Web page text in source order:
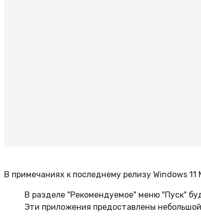
В примечаниях к последнему релизу Windows
В разделе "Рекомендуемое" меню "Пуск"
Эти приложения предоставлены